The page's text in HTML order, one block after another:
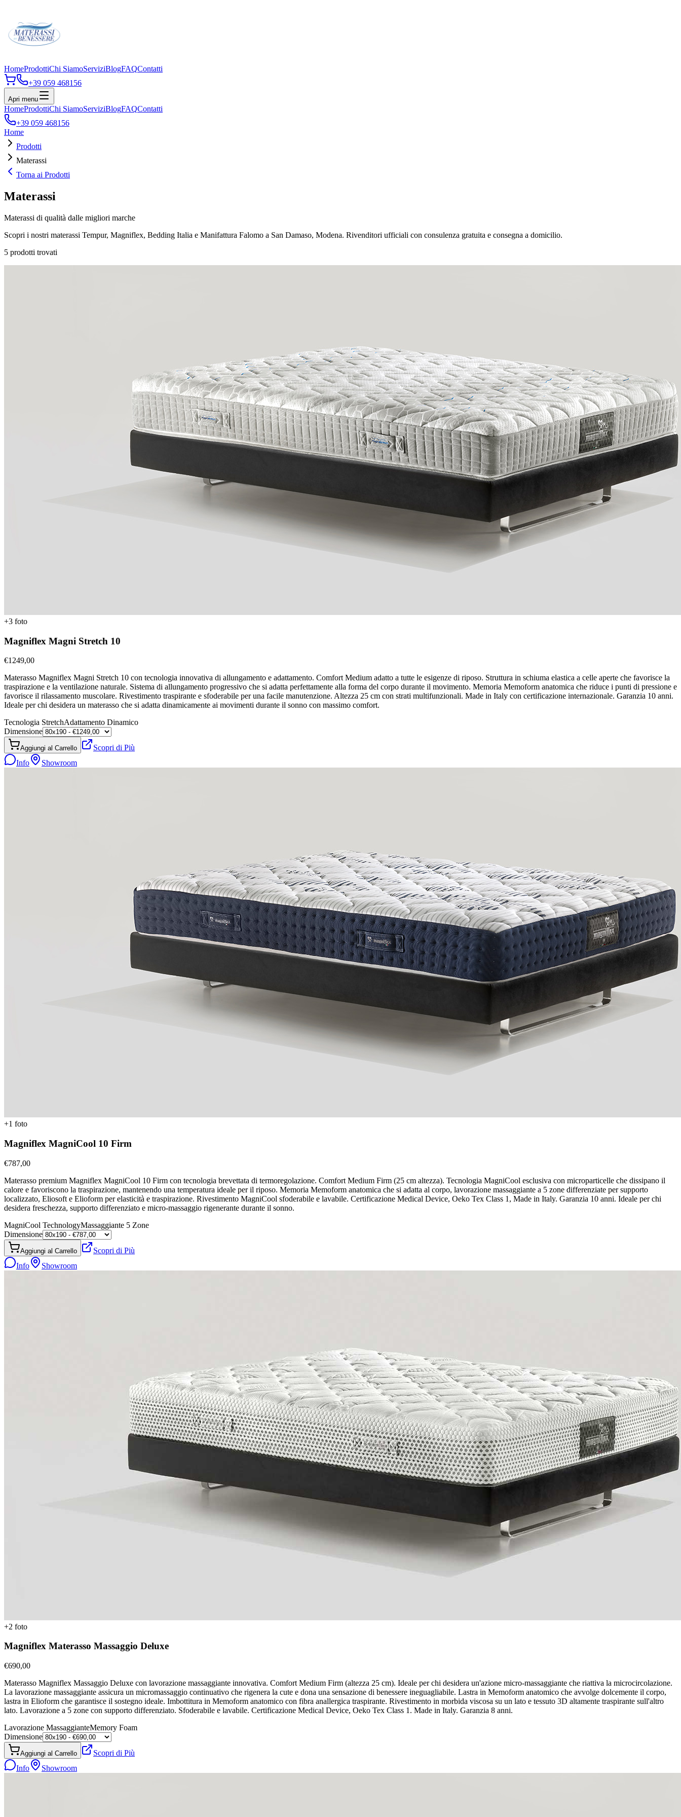
HomeProdottiChi SiamoServiziBlogFAQContatti
+39 059 468156
Apri menu
HomeProdottiChi SiamoServiziBlogFAQContatti
+39 059 468156
Home
Prodotti
Materassi
Torna ai Prodotti
Materassi
Materassi di qualità dalle migliori marche
Scopri i nostri materassi Tempur, Magniflex, Bedding Italia e Manifattura Falomo a San Damaso, Modena. Rivenditori ufficiali con consulenza gratuita e consegna a domicilio.
5 prodotti trovati
+3 foto
Magniflex Magni Stretch 10
€1249,00
Materasso Magniflex Magni Stretch 10 con tecnologia innovativa di allungamento e adattamento. Comfort Medium adatto a tutte le esigenze di riposo. Struttura in schiuma elastica a celle aperte che favorisce la
traspirazione e la ventilazione naturale. Sistema di allungamento progressivo che si adatta perfettamente alla forma del corpo durante il movimento. Memoria Memoform anatomica che riduce i punti di pressione e
favorisce il rilassamento muscolare. Rivestimento traspirante e sfoderabile per una facile manutenzione. Altezza 25 cm con strati multifunzionali. Made in Italy con certificazione internazionale. Garanzia 10 anni.
Ideale per chi desidera un materasso che si adatta dinamicamente ai movimenti durante il sonno con massimo comfort.
Tecnologia StretchAdattamento Dinamico
Dimensione
Aggiungi al Carrello
Scopri di Più
Info
Showroom
+1 foto
Magniflex MagniCool 10 Firm
€787,00
Materasso premium Magniflex MagniCool 10 Firm con tecnologia brevettata di termoregolazione. Comfort Medium Firm (25 cm altezza). Tecnologia MagniCool esclusiva con microparticelle che dissipano il
calore e favoriscono la traspirazione, mantenendo una temperatura ideale per il riposo. Memoria Memoform anatomica che si adatta al corpo, lavorazione massaggiante a 5 zone differenziate per supporto
localizzato, Eliosoft e Elioform per elasticità e traspirazione. Rivestimento MagniCool sfoderabile e lavabile. Certificazione Medical Device, Oeko Tex Class 1, Made in Italy. Garanzia 10 anni. Ideale per chi
desidera freschezza, supporto differenziato e micro-massaggio rigenerante durante il sonno.
MagniCool TechnologyMassaggiante 5 Zone
Dimensione
Aggiungi al Carrello
Scopri di Più
Info
Showroom
+2 foto
Magniflex Materasso Massaggio Deluxe
€690,00
Materasso Magniflex Massaggio Deluxe con lavorazione massaggiante innovativa. Comfort Medium Firm (altezza 25 cm). Ideale per chi desidera un'azione micro-massaggiante che riattiva la microcircolazione.
La lavorazione massaggiante assicura un micromassaggio continuativo che rigenera la cute e dona una sensazione di benessere ineguagliabile. Lastra in Memoform anatomico che avvolge dolcemente il corpo,
lastra in Elioform che garantisce il sostegno ideale. Imbottitura in Memoform anatomico con fibra anallergica traspirante. Rivestimento in morbida viscosa su un lato e tessuto 3D altamente traspirante sull'altro
lato. Lavorazione a 5 zone con supporto differenziato. Sfoderabile e lavabile. Certificazione Medical Device, Oeko Tex Class 1. Made in Italy. Garanzia 8 anni.
Lavorazione MassaggianteMemory Foam
Dimensione
Aggiungi al Carrello
Scopri di Più
Info
Showroom